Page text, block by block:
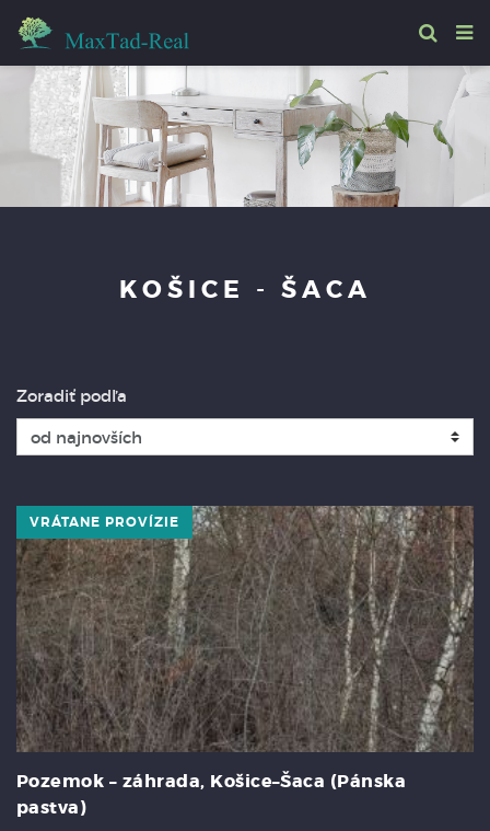
KOŠICE - ŠACA
Zoradiť podľa
VRÁTANE PROVÍZIE
Pozemok – záhrada, Košice–Šaca (Pánska
pastva)